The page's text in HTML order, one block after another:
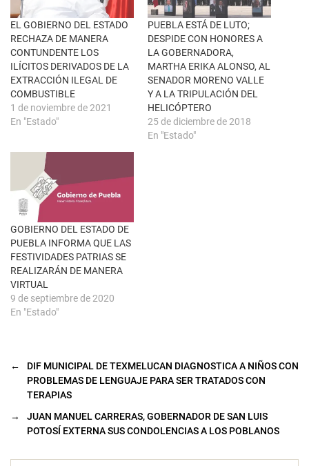
n
t
a
n
a
n
u
e
v
a
)
o
o
k
(
S
e
a
b
r
e
e
n
u
e
n
a
n
e
v
a
)
EL GOBIERNO DEL ESTADO
RECHAZA DE MANERA
CONTUNDENTE LOS
ILÍCITOS DERIVADOS DE LA
EXTRACCIÓN ILEGAL DE
COMBUSTIBLE
1 de noviembre de 2021
En "Estado"
PUEBLA ESTÁ DE LUTO;
DESPIDE CON HONORES A
LA GOBERNADORA,
MARTHA ERIKA ALONSO, AL
SENADOR MORENO VALLE
Y A LA TRIPULACIÓN DEL
HELICÓPTERO
25 de diciembre de 2018
En "Estado"
GOBIERNO DEL ESTADO DE
PUEBLA INFORMA QUE LAS
FESTIVIDADES PATRIAS SE
REALIZARÁN DE MANERA
VIRTUAL
9 de septiembre de 2020
En "Estado"
←
DIF MUNICIPAL DE TEXMELUCAN DIAGNOSTICA A NIÑOS CON
PROBLEMAS DE LENGUAJE PARA SER TRATADOS CON
TERAPIAS
→
JUAN MANUEL CARRERAS, GOBERNADOR DE SAN LUIS
POTOSÍ EXTERNA SUS CONDOLENCIAS A LOS POBLANOS